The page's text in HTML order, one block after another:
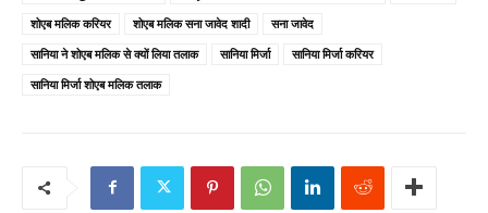
शोएब मलिक करियर
शोएब मलिक सना जावेद शादी
सना जावेद
सानिया ने शोएब मलिक से क्यों लिया तलाक
सानिया मिर्जा
सानिया मिर्जा करियर
सानिया मिर्जा शोएब मलिक तलाक